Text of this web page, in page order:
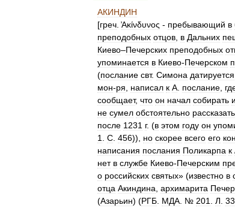
АКИНДИН
[греч .̓Ακίνδυνος - пребывающий в
преподобных отцов в Дальних
Киево–Печерских преподобных
упоминается в Киево-Печерском
(послание свт. Симона датируется
мон-ря написал к А послание
сообщает, что он начал собирать и
не сумел обстоятельно рассказать
после 1231 г. (в этом году он
1
С 456)), но скорее всего его
написания послания Поликарпа к
нет в службе Киево-Печерским
о российских святых» (известно в
отца Акиндина архимарита
(Азарьин) (РГБ МДА . № 201 Л